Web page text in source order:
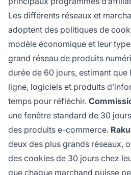
Les différents réseaux et
adoptent des politiques de
modèle économique et leur
grand réseau de produits
durée de 60 jours, estimant que
ligne, logiciels et produits
temps pour réfléchir.
une fenêtre standard de 30
des produits e-commerce.
deux des plus grands réseaux,
des cookies de 30 jours chez
que chaque marchand puisse